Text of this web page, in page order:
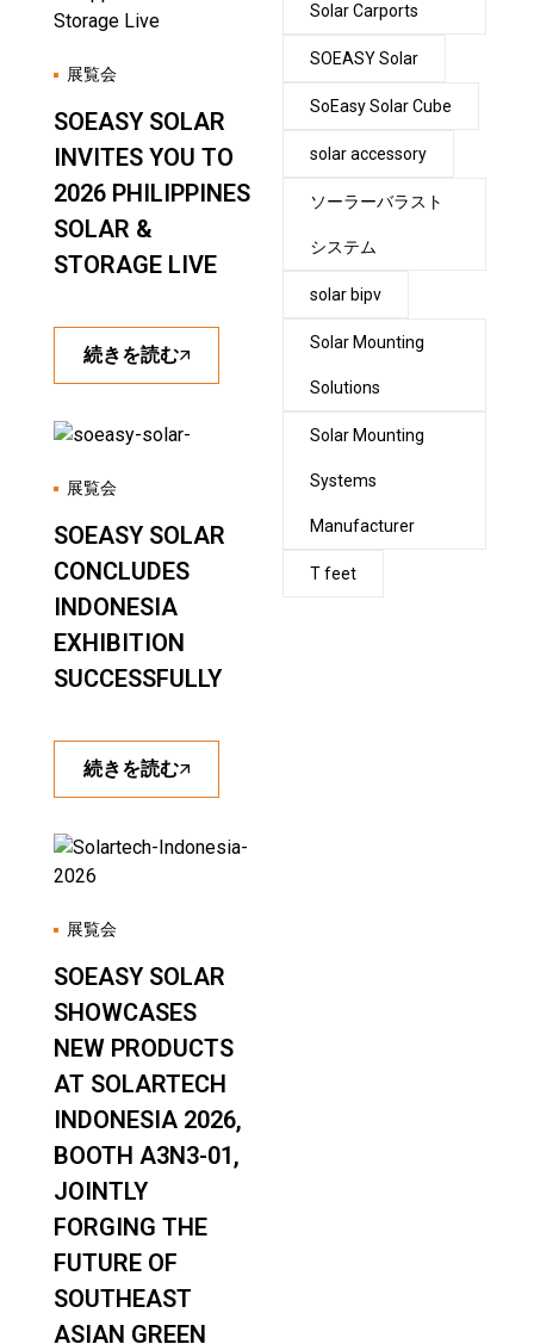
Solar Carports
SOEASY Solar
SoEasy Solar Cube
solar accessory
ソーラーバラスト
システム
solar bipv
Solar Mounting
Solutions
Solar Mounting
Systems
Manufacturer
T feet
展覧会
SOEASY SOLAR
INVITES YOU TO
2026 PHILIPPINES
SOLAR &
STORAGE LIVE
続きを読む
展覧会
SOEASY SOLAR
CONCLUDES
INDONESIA
EXHIBITION
SUCCESSFULLY
続きを読む
展覧会
SOEASY SOLAR
SHOWCASES
NEW PRODUCTS
AT SOLARTECH
INDONESIA 2026,
BOOTH A3N3-01,
JOINTLY
FORGING THE
FUTURE OF
SOUTHEAST
ASIAN GREEN